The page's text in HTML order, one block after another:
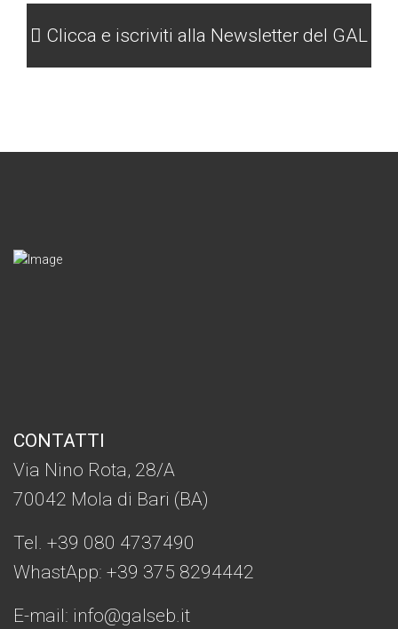
Clicca e iscriviti alla Newsletter del GAL
CONTATTI
Via Nino Rota, 28/A
70042 Mola di Bari (BA)
Tel. +39 080 4737490
WhastApp: +39 375 8294442
E-mail: info@galseb.it